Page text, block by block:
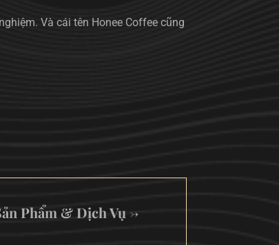
Và cái tên Honee Coffee cũng
Phẩm & Dịch Vụ →